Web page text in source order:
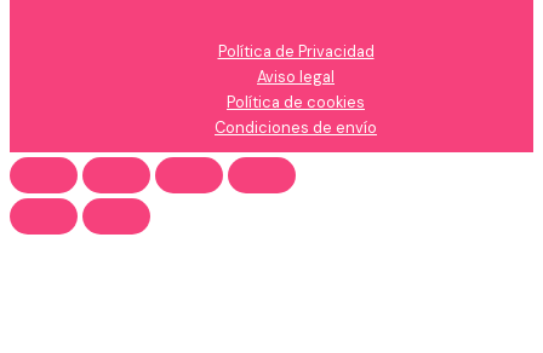
Política de Privacidad
Aviso legal
Política de cookies
Condiciones de envío